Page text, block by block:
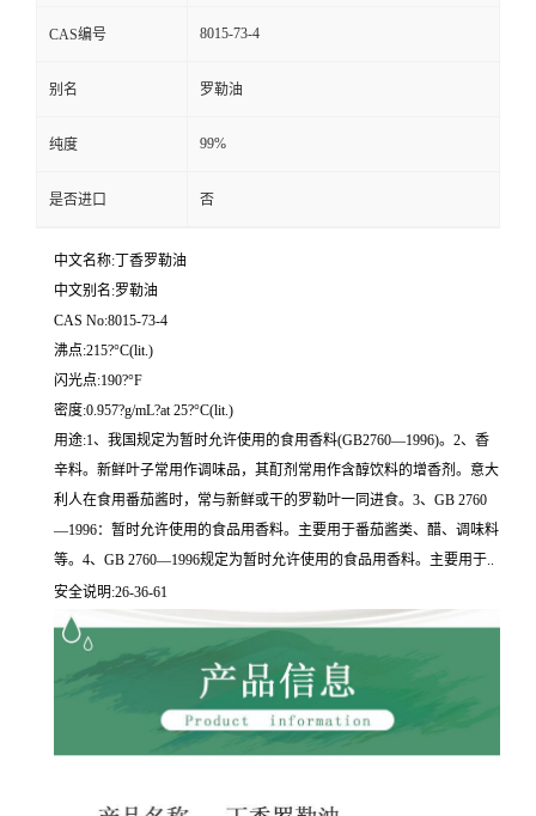
CAS编号 8015-73-4
别名 罗勒油
纯度 99%
是否进口 否
中文名称:丁香罗勒油
中文别名:罗勒油
CAS No:8015-73-4
沸点:215?°C(lit.)
闪光点:190?°F
密度:0.957?g/mL?at 25?°C(lit.)
用途:1、我国规定为暂时允许使用的食用香料(GB2760—1996)。2、香
辛料。新鲜叶子常用作调味品，其酊剂常用作含醇饮料的增香剂。意大
利人在食用番茄酱时，常与新鲜或干的罗勒叶一同进食。3、GB 2760
—1996：暂时允许使用的食品用香料。主要用于番茄酱类、醋、调味料
等。4、GB 2760—1996规定为暂时允许使用的食品用香料。主要用于..
安全说明:26-36-61